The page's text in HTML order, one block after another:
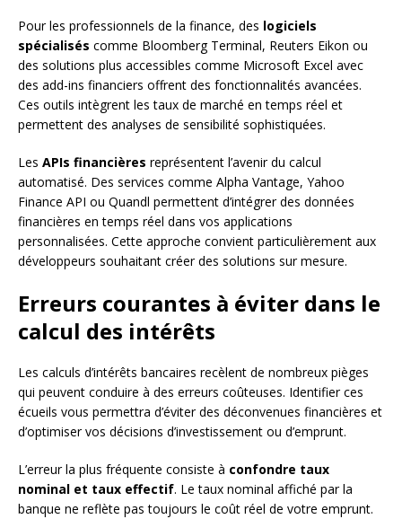
Pour les professionnels de la finance, des logiciels
spécialisés comme Bloomberg Terminal, Reuters Eikon ou
des solutions plus accessibles comme Microsoft Excel avec
des add-ins financiers offrent des fonctionnalités avancées.
Ces outils intègrent les taux de marché en temps réel et
permettent des analyses de sensibilité sophistiquées.
Les APIs financières représentent l’avenir du calcul
automatisé. Des services comme Alpha Vantage, Yahoo
Finance API ou Quandl permettent d’intégrer des données
financières en temps réel dans vos applications
personnalisées. Cette approche convient particulièrement aux
développeurs souhaitant créer des solutions sur mesure.
Erreurs courantes à éviter dans le
calcul des intérêts
Les calculs d’intérêts bancaires recèlent de nombreux pièges
qui peuvent conduire à des erreurs coûteuses. Identifier ces
écueils vous permettra d’éviter des déconvenues financières et
d’optimiser vos décisions d’investissement ou d’emprunt.
L’erreur la plus fréquente consiste à confondre taux
nominal et taux effectif. Le taux nominal affiché par la
banque ne reflète pas toujours le coût réel de votre emprunt.